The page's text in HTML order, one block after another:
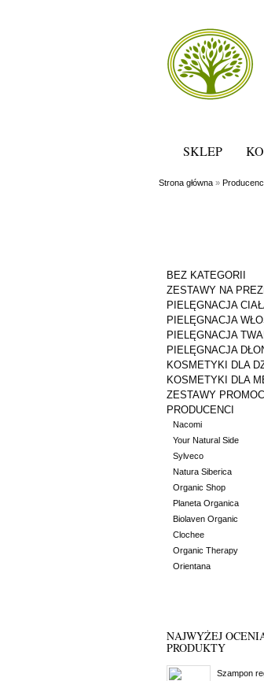
SKLEP
Strona główna »
BEZ KATEGORII
ZESTAWY NA
PIELĘGNACJA
PIELĘGNACJA
PIELĘGNACJA
PIELĘGNACJA
KOSMETYKI DLA
KOSMETYKI DLA
ZESTAWY
PRODUCENCI
Nacomi
Your Natural Side
Sylveco
Natura Siberica
Organic Shop
Planeta Organica
Biolaven Organic
Clochee
Organic Therapy
Orientana
NAJWYŻEJ
PRODUKTY
Szampon